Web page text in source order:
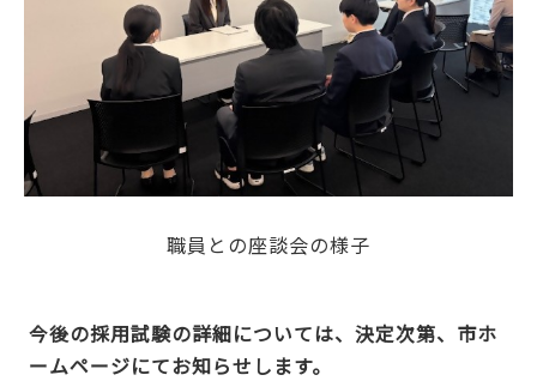
職員との座談会の様子
今後の採用試験の詳細については、決定次第、市ホ
ームページにてお知らせします。